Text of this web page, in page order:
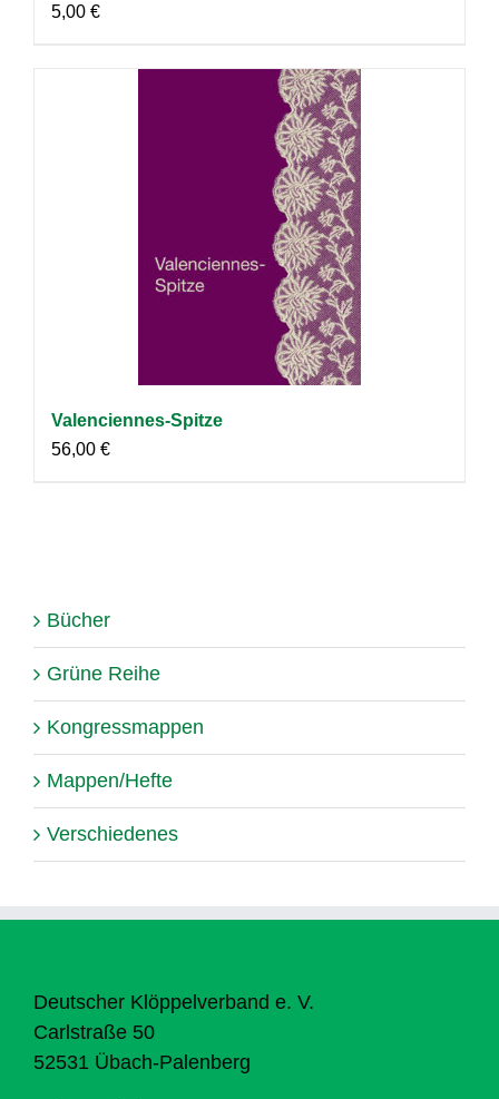
5,00 €
Valenciennes-Spitze
56,00 €
Bücher
Grüne Reihe
Kongressmappen
Mappen/Hefte
Verschiedenes
Deutscher Klöppelverband e. V.
Carlstraße 50
52531 Übach-Palenberg